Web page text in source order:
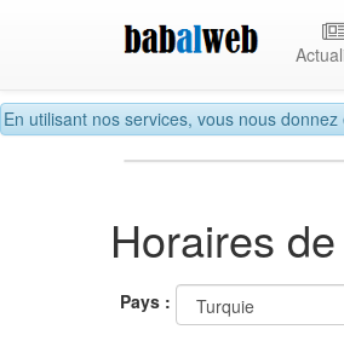
En utilisant nos services, vous nous
Horaires
Pays :